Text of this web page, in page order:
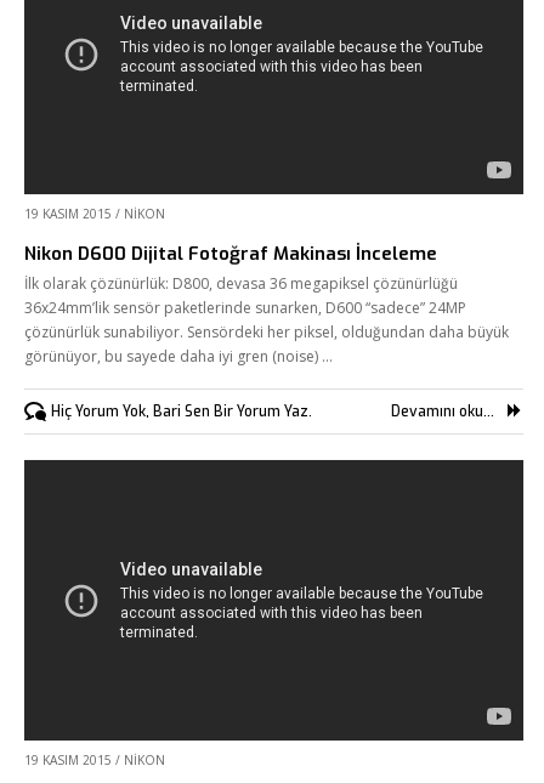
Fikir Proje Ajans
Kurumsal
Hizmetlerimiz
Referanslarımız
Online Araçlar
Müşteri Paneli
Bize Ulaşın
19 KASIM 2015 / NIKON
Nikon D600 Dijital Fotoğraf Makinası İnceleme
İlk olarak çözünürlük: D800, devasa 36 megapiksel çözünürlüğü
36x24mm’lik sensör paketlerinde sunarken, D600 “sadece” 24MP
çözünürlük sunabiliyor. Sensördeki her piksel, olduğundan daha büyük
görünüyor, bu sayede daha iyi gren (noise) …
Hiç Yorum Yok, Bari Sen Bir Yorum Yaz. Devamını oku...
19 KASIM 2015 / NIKON